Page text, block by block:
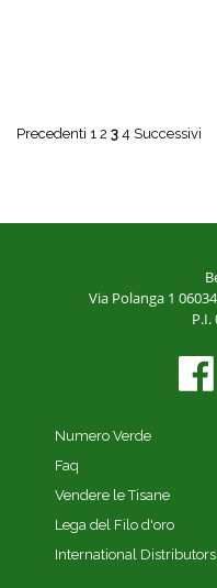
Precedenti 1 2 3 4 Successivi
Via Polanga 1
P.I.
Numero Verde
Faq
Vendere le Tisane
Lega del Filo d'oro
International Distributors